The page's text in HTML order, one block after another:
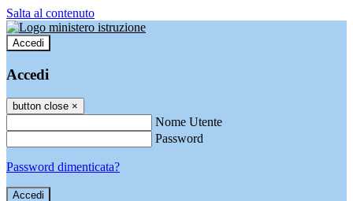
Salta al contenuto
Accedi
Accedi
button close ×
Nome Utente
Password
Password dimenticata?